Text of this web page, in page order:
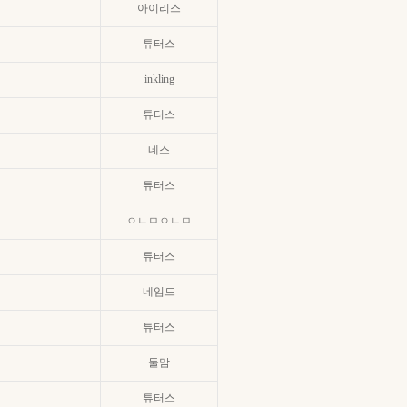
아이리스
튜터스
inkling
튜터스
네스
튜터스
ㅇㄴㅁㅇㄴㅁ
튜터스
네임드
튜터스
둘맘
튜터스